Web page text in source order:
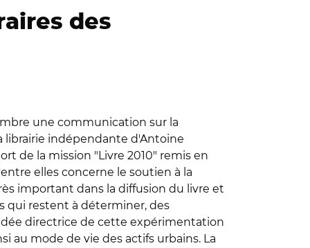
des
une communication sur la
librairie indépendante d'Antoine
de la mission "Livre 2010" remis en
elles concerne le soutien à la
important dans la diffusion du livre et
qui restent à déterminer, des
directrice de cette expérimentation
au mode de vie des actifs urbains. La